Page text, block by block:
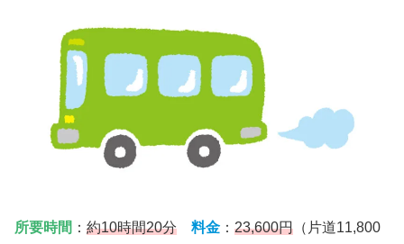
所要時間 ： 約10時間20分 料金 ： 23,600円 （片道11,800